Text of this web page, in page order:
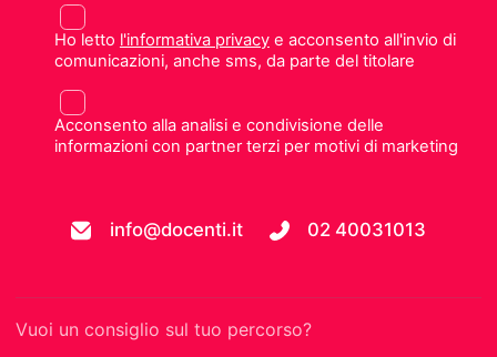
Ho letto l'informativa privacye acconsento all'invio di
comunicazioni, anche sms, da parte del titolare
Acconsento alla analisi e condivisione delle
informazioni con partner terzi per motivi di marketing
info@docenti.it 02 40031013
Vuoi un consiglio sul tuo percorso?